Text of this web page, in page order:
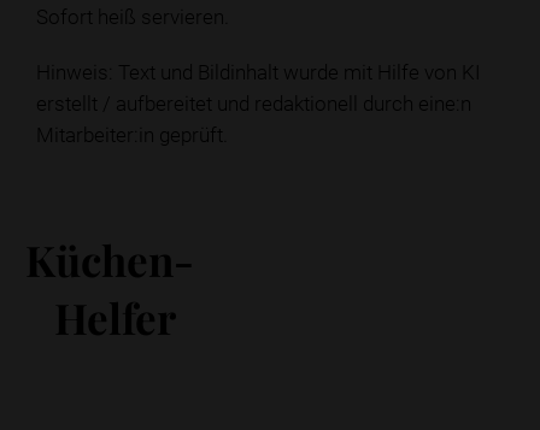
Sofort heiß servieren.
Hinweis: Text und Bildinhalt wurde mit Hilfe von KI
erstellt / aufbereitet und redaktionell durch eine:n
Mitarbeiter:in geprüft.
Küchen-
Helfer